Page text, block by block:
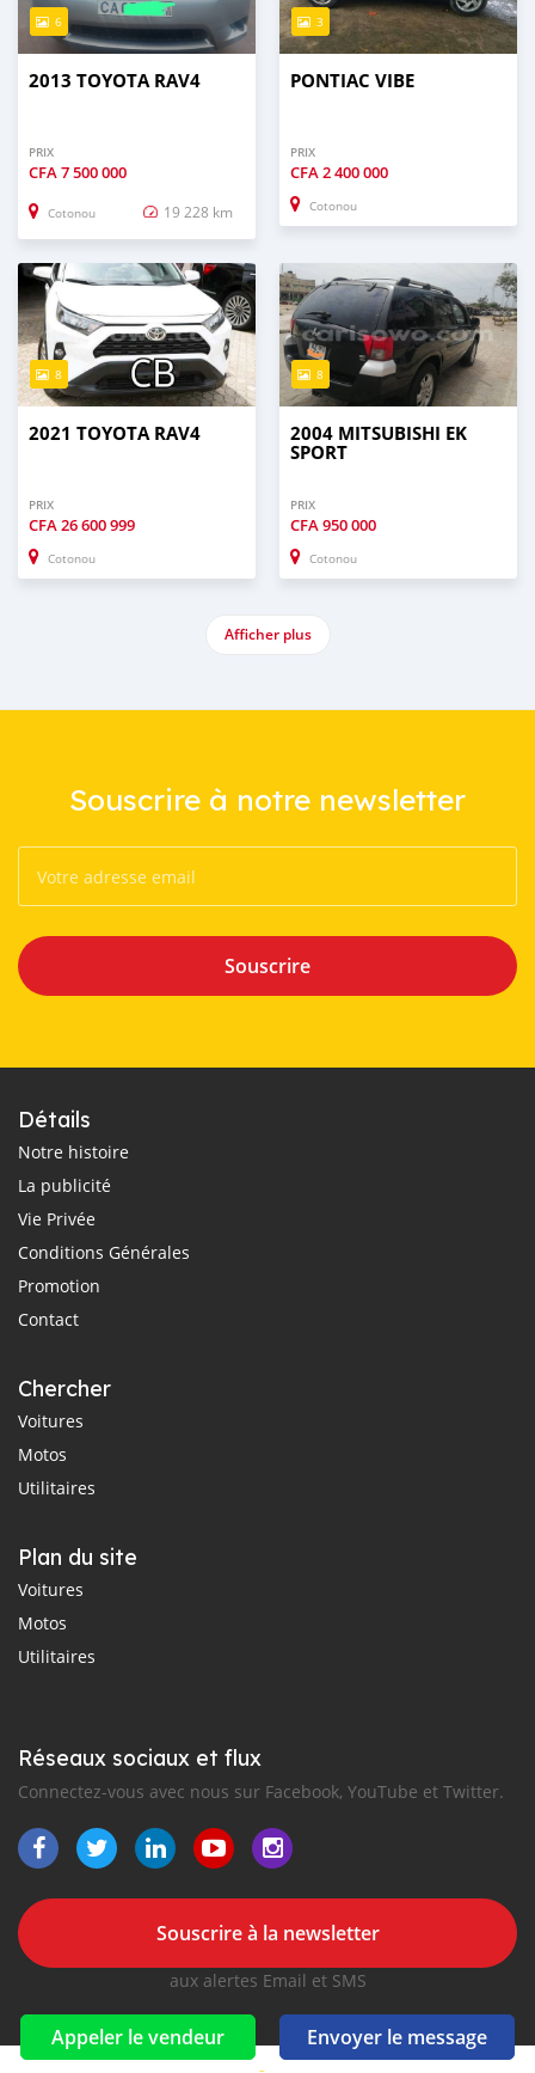
Appeler le vendeur Envoyer le message
6
2013 TOYOTA RAV4
PRIX
CFA7 500 000
Cotonou 19 228 km
3
PONTIAC VIBE
PRIX
CFA2 400 000
Cotonou
8
2021 TOYOTA RAV4
PRIX
CFA26 600 999
Cotonou
8
2004 MITSUBISHI EK
SPORT
PRIX
CFA950 000
Cotonou
Afficher plus
Souscrire à notre newsletter
Souscrire
Détails
Notre histoire
La publicité
Vie Privée
Conditions Générales
Promotion
Contact
Chercher
Voitures
Motos
Utilitaires
Plan du site
Voitures
Motos
Utilitaires
Réseaux sociaux et flux
Connectez-vous avec nous sur Facebook, YouTube et Twitter.
Souscrire à la newsletter
aux alertes Email et SMS